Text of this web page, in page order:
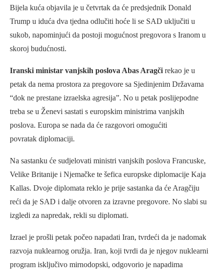
Bijela kuća objavila je u četvrtak da će predsjednik Donald
Trump u iduća dva tjedna odlučiti hoće li se SAD uključiti u
sukob, napominjući da postoji mogućnost pregovora s Iranom u
skoroj budućnosti.
Iranski ministar vanjskih poslova Abas Aragči rekao je u
petak da nema prostora za pregovore sa Sjedinjenim Državama
“dok ne prestane izraelska agresija”. No u petak poslijepodne
treba se u Ženevi sastati s europskim ministrima vanjskih
poslova. Europa se nada da će razgovori omogućiti
povratak diplomaciji.
Na sastanku će sudjelovati ministri vanjskih poslova Francuske,
Velike Britanije i Njemačke te šefica europske diplomacije Kaja
Kallas. Dvoje diplomata reklo je prije sastanka da će Aragčiju
reći da je SAD i dalje otvoren za izravne pregovore. No slabi su
izgledi za napredak, rekli su diplomati.
Izrael je prošli petak počeo napadati Iran, tvrdeći da je nadomak
razvoja nuklearnog oružja. Iran, koji tvrdi da je njegov nuklearni
program isključivo mirnodopski, odgovorio je napadima